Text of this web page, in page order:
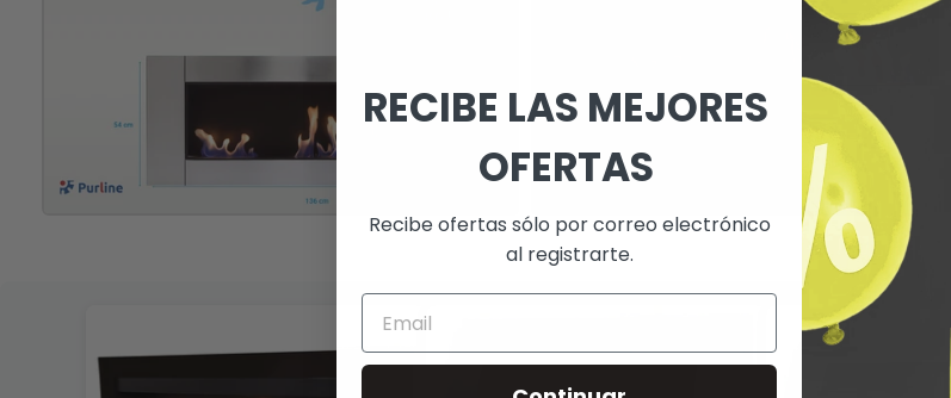
RECIBE LAS MEJORES
OFERTAS
Recibe ofertas sólo por correo electrónico
al registrarte.